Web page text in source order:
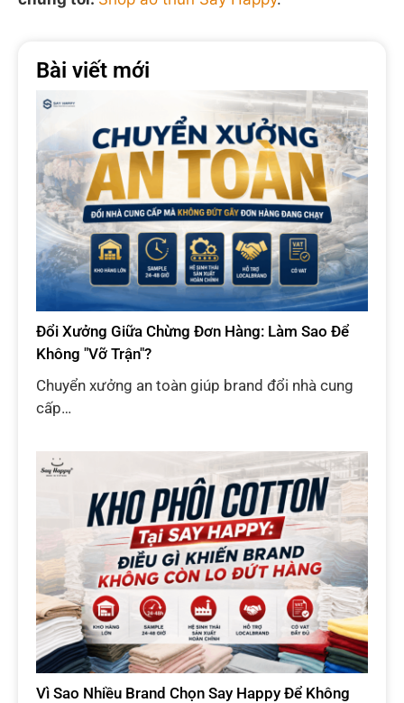
Bài viết mới
Đổi Xưởng Giữa Chừng Đơn Hàng: Làm Sao Để
Không "Vỡ Trận"?
Chuyển xưởng an toàn giúp brand đổi nhà cung
cấp…
Vì Sao Nhiều Brand Chọn Say Happy Để Không